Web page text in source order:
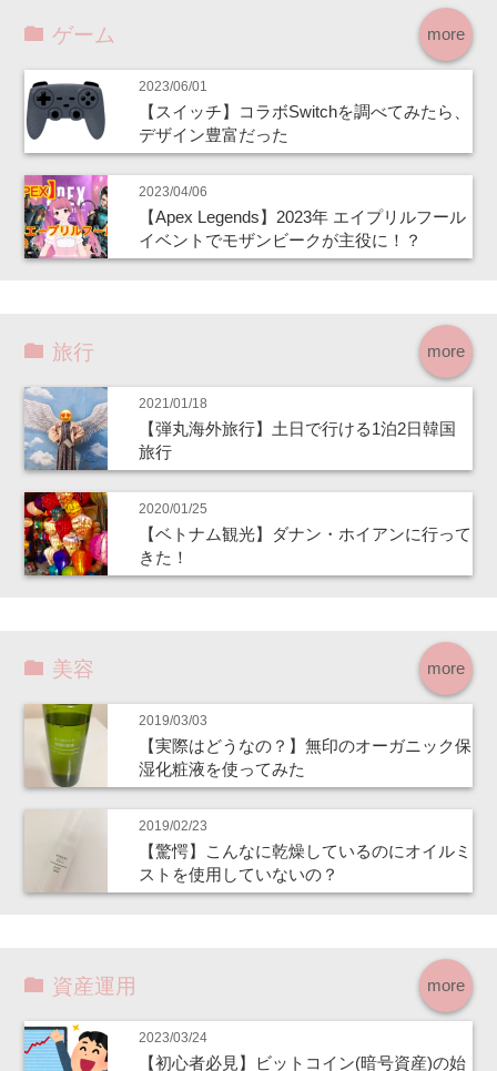
more
ゲーム
2023/06/01
【スイッチ】コラボSwitchを調べてみたら、
デザイン豊富だった
2023/04/06
【Apex Legends】2023年 エイプリルフール
イベントでモザンビークが主役に！？
more
旅行
2021/01/18
【弾丸海外旅行】土日で行ける1泊2日韓国
旅行
2020/01/25
【ベトナム観光】ダナン・ホイアンに行って
きた！
more
美容
2019/03/03
【実際はどうなの？】無印のオーガニック保
湿化粧液を使ってみた
2019/02/23
【驚愕】こんなに乾燥しているのにオイルミ
ストを使用していないの？
more
資産運用
2023/03/24
【初心者必見】ビットコイン(暗号資産)の始